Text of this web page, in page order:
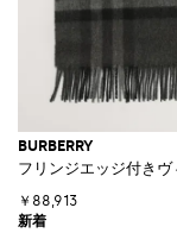
BURBERRY
フリンジエッジ付きヴ
￥88,913